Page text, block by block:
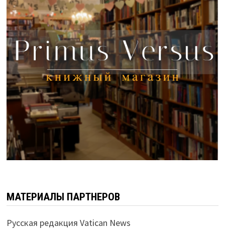
МАТЕРИАЛЫ ПАРТНЕРОВ
Русская редакция Vatican News